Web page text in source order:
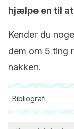
hjælpe en til
Kender du
dem om 5 ting
nakken.
Bibliografi
Alle citerede kilder